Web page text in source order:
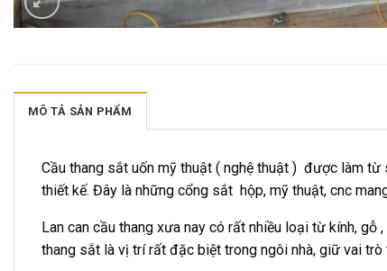
MÔ TẢ SẢN PHẨM
Cầu thang sắt uốn mỹ thuật ( nghệ thuật ) được làm
thiết kế. Đây là những cổng sắt hộp, mỹ thuật, cnc
Lan can cầu thang xưa nay có rất nhiều loại từ kính,
thang sắt là vị trí rất đặc biệt trong ngôi nhà, giữ vai